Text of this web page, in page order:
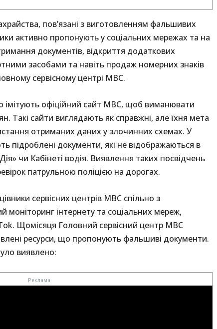
пов’язані з виготовленням фальшивих
активно пропонують у соціальних мережах та на
документів, відкриття додаткових
засобами та навіть продаж номерних знаків
сервісному центрі МВС.
імітують офіційний сайт МВС, щоб виманювати
Такі сайти виглядають як справжні, але їхня мета
отриманих даних у злочинних схемах. У
підроблені документи, які не відображаються в
чи Кабінеті водія. Виявлення таких посвідчень
патрульною поліцією на дорогах.
сервісних центрів МВС спільно з
моніторинг інтернету та соціальних мереж,
Щомісяця Головний сервісний центр МВС
ресурси, що пропонують фальшиві документи.
виявлено: